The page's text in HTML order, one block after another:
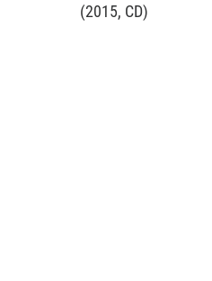
(2015, CD)